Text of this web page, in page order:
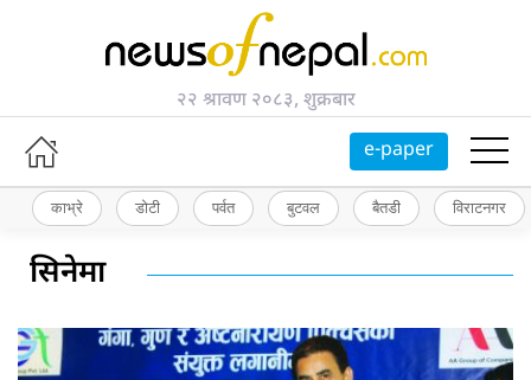
२२ श्रावण २०८३, शुक्रबार
e-paper
काभ्रे डोटी पर्वत बुटवल बैतडी विराटनगर
सिनेमा